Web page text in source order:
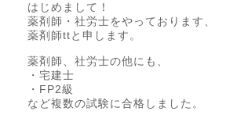
はじめまして！
薬剤師・社労士をやっております、
薬剤師ttと申します。
薬剤師、社労士の他にも、
・宅建士
・FP2級
など複数の試験に合格しました。